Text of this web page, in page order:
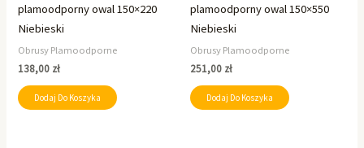
plamoodporny owal 150×220
Niebieski
Obrusy Plamoodporne
138,00 zł
Dodaj Do Koszyka
plamoodporny owal 150×550
Niebieski
Obrusy Plamoodporne
251,00 zł
Dodaj Do Koszyka